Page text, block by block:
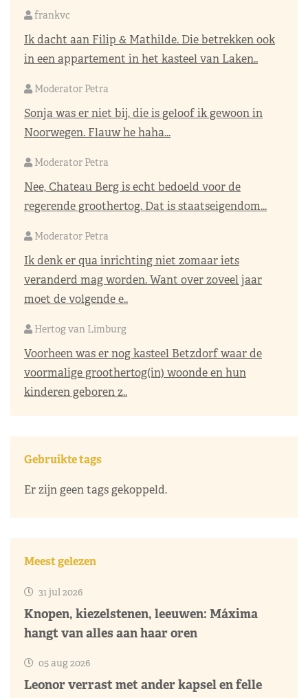
frankvc
Ik dacht aan Filip & Mathilde. Die betrekken ook
in een appartement in het kasteel van Laken..
Moderator Petra
Sonja was er niet bij, die is geloof ik gewoon in
Noorwegen. Flauw he haha...
Moderator Petra
Nee, Chateau Berg is echt bedoeld voor de
regerende groothertog. Dat is staatseigendom...
Moderator Petra
Ik denk er qua inrichting niet zomaar iets
veranderd mag worden. Want over zoveel jaar
moet de volgende e..
Hertog van Limburg
Voorheen was er nog kasteel Betzdorf waar de
voormalige groothertog(in) woonde en hun
kinderen geboren z..
Gebruikte tags
Er zijn geen tags gekoppeld.
Meest gelezen
31 jul 2026
Knopen, kiezelstenen, leeuwen: Máxima
hangt van alles aan haar oren
05 aug 2026
Leonor verrast met ander kapsel en felle